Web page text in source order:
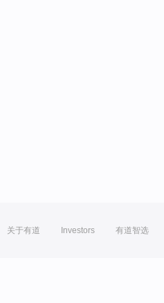
关于有道 Investors 有道智选